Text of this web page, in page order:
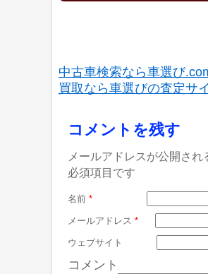
中古車検索なら車選び
買取なら車選びの査定サ
コメントを残す
メールアドレスが公開さ
必須項目です
名前 *
メールアドレス *
ウェブサイト
コメント